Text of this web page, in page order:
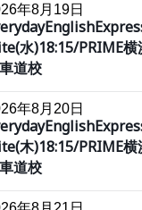
年8月19日
水)18:15/PRIME横
道校
年8月20日
木)18:15/PRIME横
道校